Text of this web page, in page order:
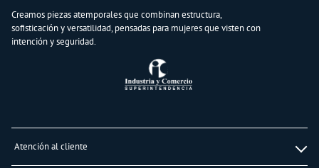
Creamos piezas atemporales que combinan estructura,
sofisticación y versatilidad, pensadas para mujeres que visten con
intención y seguridad.
Atención al cliente